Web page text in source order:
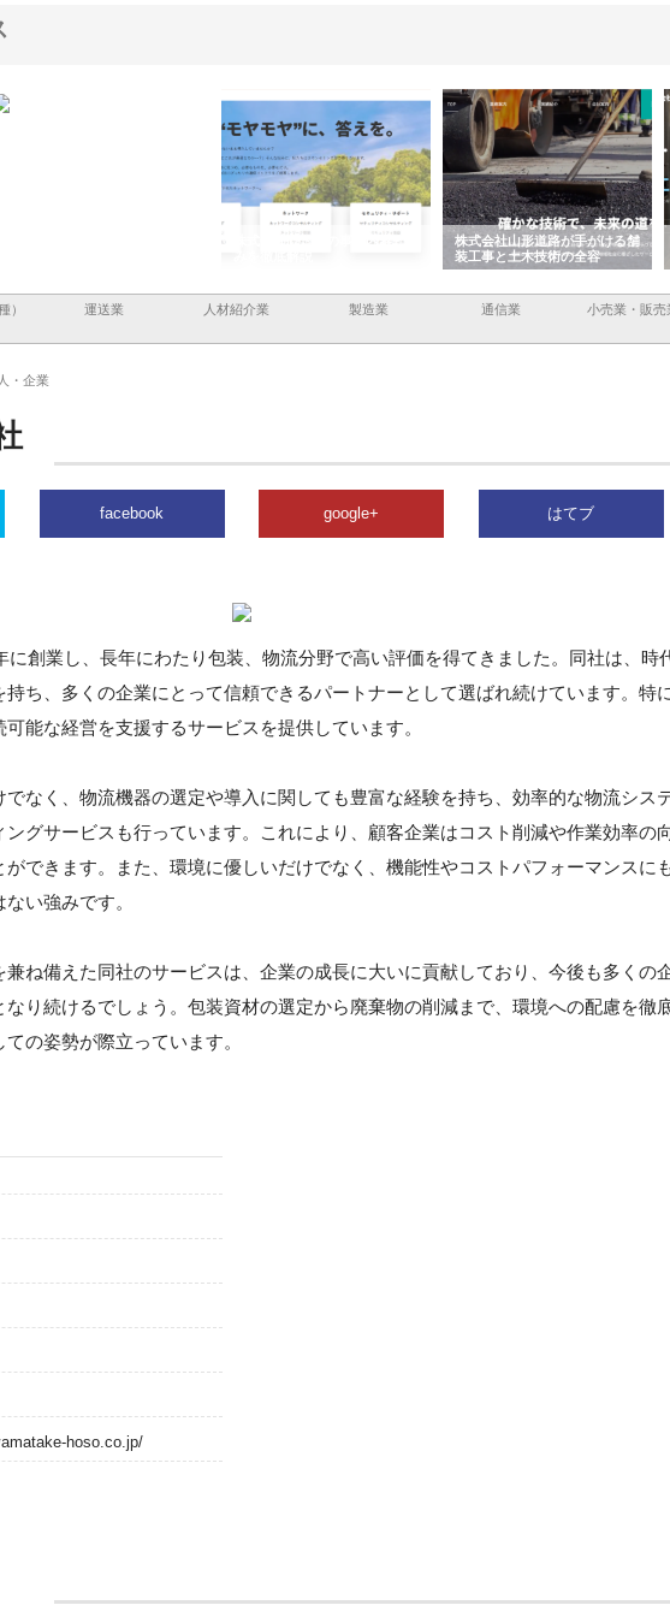
株式会社ＣＳＡの事業内容と強
株式会社山形道路が手がける舗
装工事と土木技術の全容
） 運送業 人材紹介業 製造業 通信業 小売業・販売
・企業
facebook google+ はてブ
に創業し、長年にわたり包装、物流分野で高い評価を得てきました。同社は、時
ち、多くの企業にとって信頼できるパートナーとして選ばれ続けています。特
能な経営を支援するサービスを提供しています。
なく、物流機器の選定や導入に関しても豊富な経験を持ち、効率的な物流シス
グサービスも行っています。これにより、顧客企業はコスト削減や作業効率の
できます。また、環境に優しいだけでなく、機能性やコストパフォーマンスに
い強みです。
ね備えた同社のサービスは、企業の成長に大いに貢献しており、今後も多くの
り続けるでしょう。包装資材の選定から廃棄物の削減まで、環境への配慮を徹底
の姿勢が際立っています。
hoso.co.jp/